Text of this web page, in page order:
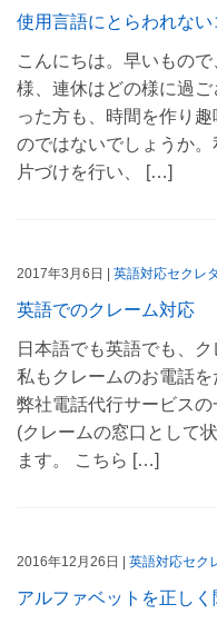
使用言語にとらわれな
こんにちは。早いもの
様、連休はどの様に過
った方も、時間を作り
のではないでしょうか
片づけを行い、 […]
2017年3月6日 | 英語対応セクレ
英語でのクレーム対応
日本語でも英語でも、
私もクレームのお電話を
弊社電話代行サービス
(クレームの窓口として
ます。 こちら […]
2016年12月26日 | 英語対応セク
アルファベットを正しく